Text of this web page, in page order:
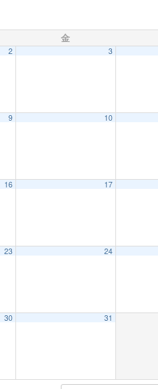
金
2 3
9 10
16 17
23 24
30 31